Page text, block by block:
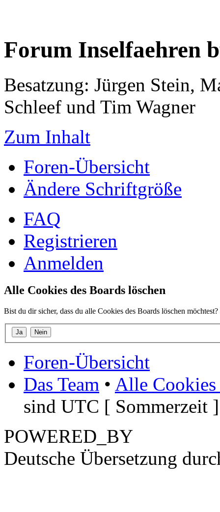
Forum Inselfaehren
Besatzung: Jürgen Stein,
Schleef und Tim Wagner
Zum Inhalt
Foren-Übersicht
Ändere Schriftgröße
FAQ
Registrieren
Anmelden
Alle Cookies des Boards löschen
Bist du dir sicher, dass du alle Cookies des Boards löschen möchtest?
Foren-Übersicht
Das Team • Alle Cookies
sind UTC [ Sommerzeit ]
POWERED_BY
Deutsche Übersetzung